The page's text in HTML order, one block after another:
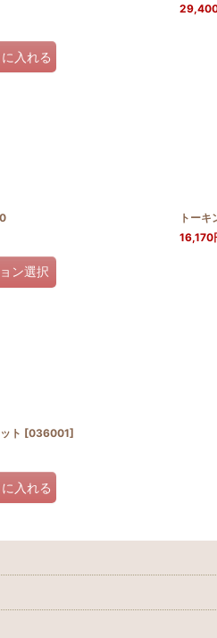
入れる
ン選択
トー
16,170
ト [036001]
入れる